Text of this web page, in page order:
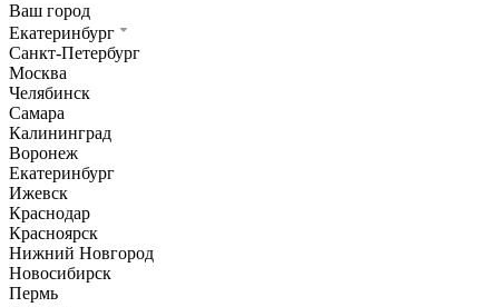
Ваш город
Екатеринбург
Санкт-Петербург
Москва
Челябинск
Самара
Калининград
Воронеж
Екатеринбург
Ижевск
Краснодар
Красноярск
Нижний Новгород
Новосибирск
Пермь